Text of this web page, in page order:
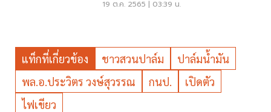
19 ต.ค. 2565 | 03:39 น.
แท็กที่เกี่ยวข้อง ชาวสวนปาล์ม
ปาล์มน้ำมัน
พล.อ.ประวิตร วงษ์สุวรรณ
กนป.
เปิดตัว
ไฟเขียว